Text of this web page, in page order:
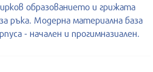
образованието и грижата
ръка. Модерна материална база
- начален и прогимназиален.